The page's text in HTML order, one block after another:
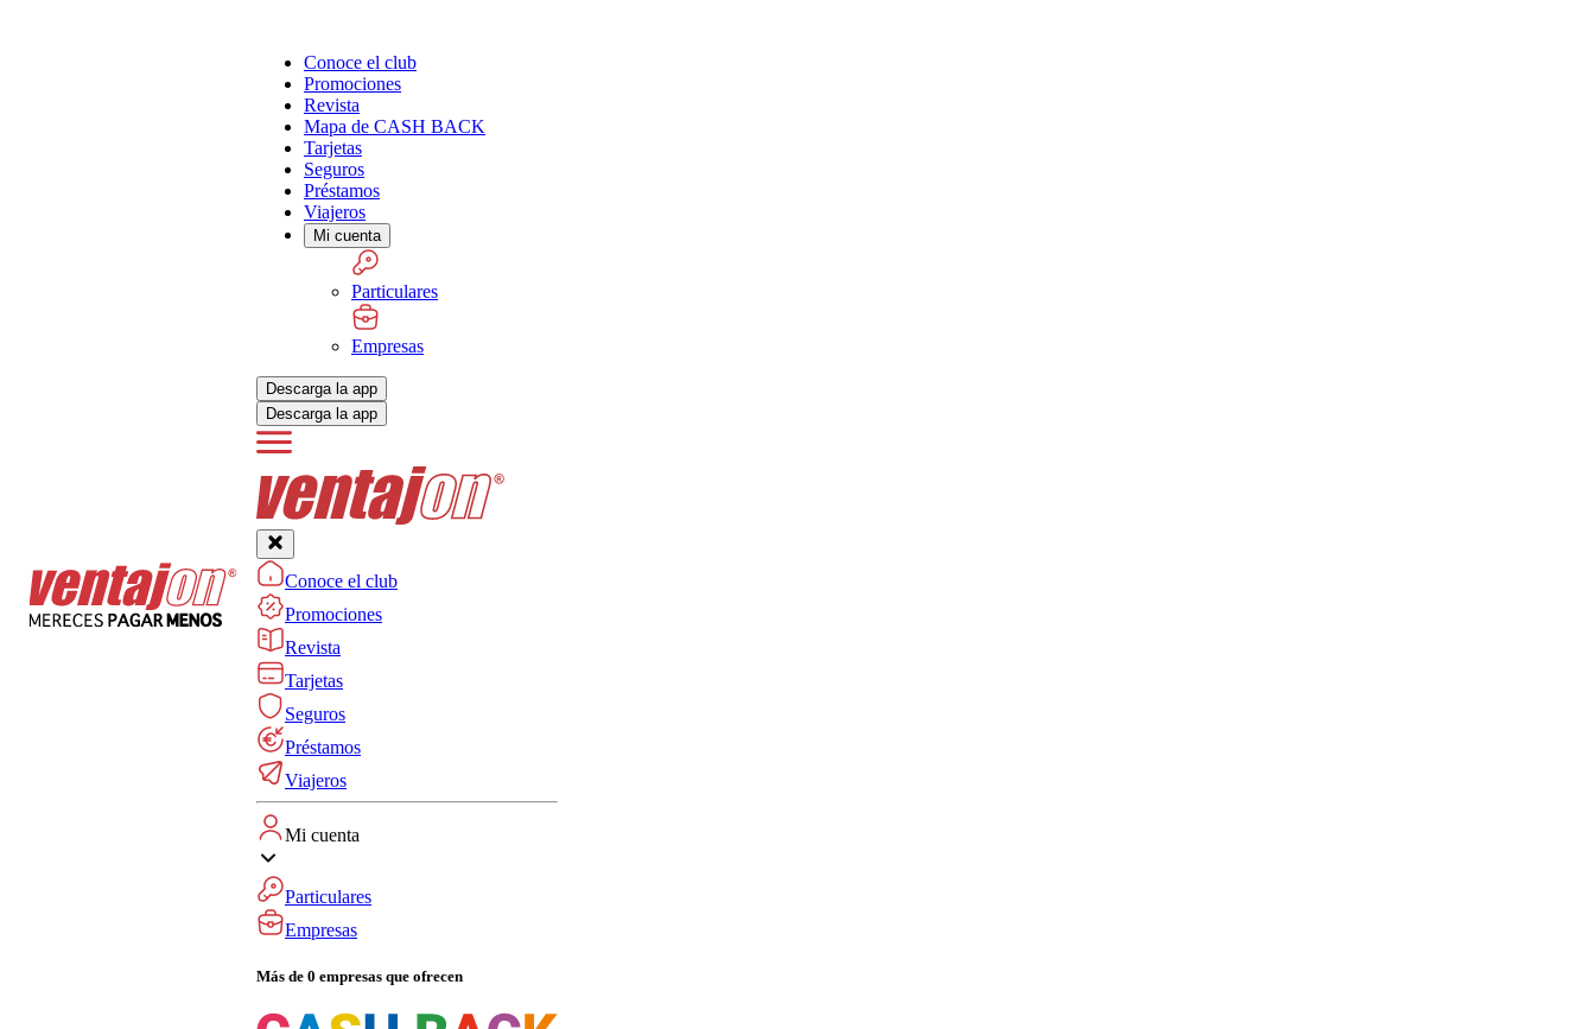
Conoce el club
Promociones
Revista
Mapa de CASH BACK
Tarjetas
Seguros
Préstamos
Viajeros
Mi cuenta
Particulares
Empresas
Descarga la app
Descarga la app
Conoce el club
Promociones
Revista
Tarjetas
Seguros
Préstamos
Viajeros
Mi cuenta
Particulares
Empresas
Más de 0 empresas que ofrecen